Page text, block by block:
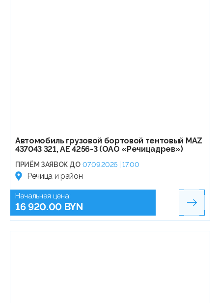
Автомобиль грузовой бортовой тентовый МАZ
437043 321, АЕ 4256-3 (ОАО «Речицадрев»)
ПРИЁМ ЗАЯВОК ДО 07.09.2026 | 17:00
Речица и район
Начальная цена:
16 920.00 BYN